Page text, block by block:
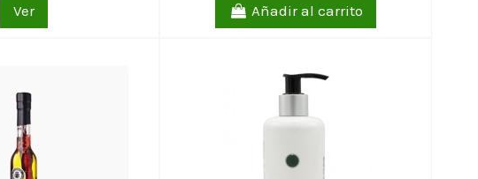
Ver Añadir al carrito